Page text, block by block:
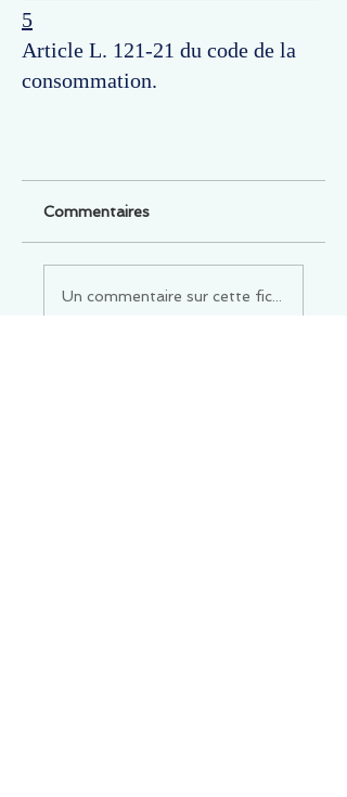
5
Article L. 121-21 du code de la
consommation.
Commentaires
Un commentaire sur cette fiche ou cet